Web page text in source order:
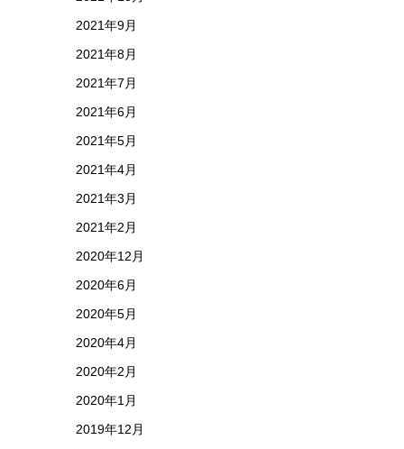
2021年9月
2021年8月
2021年7月
2021年6月
2021年5月
2021年4月
2021年3月
2021年2月
2020年12月
2020年6月
2020年5月
2020年4月
2020年2月
2020年1月
2019年12月